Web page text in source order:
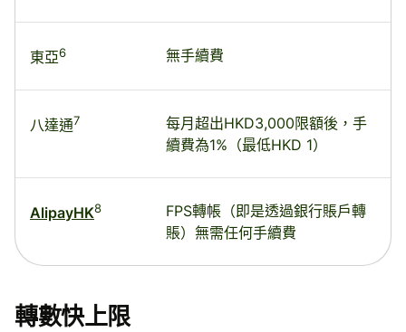
東亞6 無手續費
八達通7
每月超出HKD3,000限額後，手
續費為1%（最低HKD 1）
AlipayHK8
FPS轉帳（即是透過銀行賬戶轉
賬）無需任何手續費
轉數快上限